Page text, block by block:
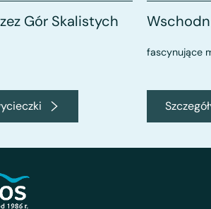
Gór Skalistych
fascynujące